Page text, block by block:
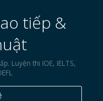
tiếp &
Luyện thi IOE, IELTS,